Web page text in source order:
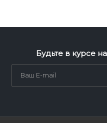
Будьте в курсе